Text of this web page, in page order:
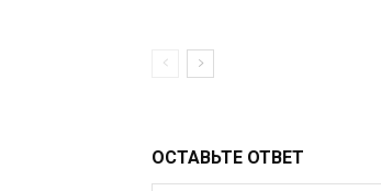
ОСТАВЬТЕ ОТВЕТ